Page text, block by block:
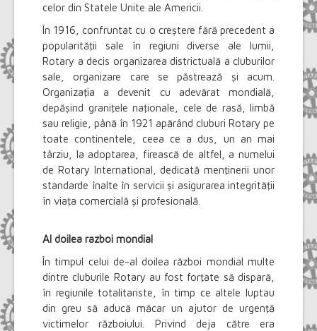
celor din Statele Unite ale Americii.
În 1916, confruntat cu o creştere fără precedent a
popularităţii sale în regiuni diverse ale lumii,
Rotary a decis organizarea districtuală a cluburilor
sale, organizare care se păstrează şi acum.
Organizaţia a devenit cu adevărat mondială,
depăşind graniţele naţionale, cele de rasă, limbă
sau religie, până în 1921 apărând cluburi Rotary pe
toate continentele, ceea ce a dus, un an mai
târziu, la adoptarea, firească de altfel, a numelui
de Rotary International, dedicată menţinerii unor
standarde înalte în servicii şi asigurarea integrităţii
în viaţa comercială şi profesională.
Al doilea razboi mondial
În timpul celui de-al doilea război mondial multe
dintre cluburile Rotary au fost forţate să dispară,
în regiunile totalitariste, în timp ce altele luptau
din greu să aducă măcar un ajutor de urgenţă
victimelor războiului. Privind deja către era